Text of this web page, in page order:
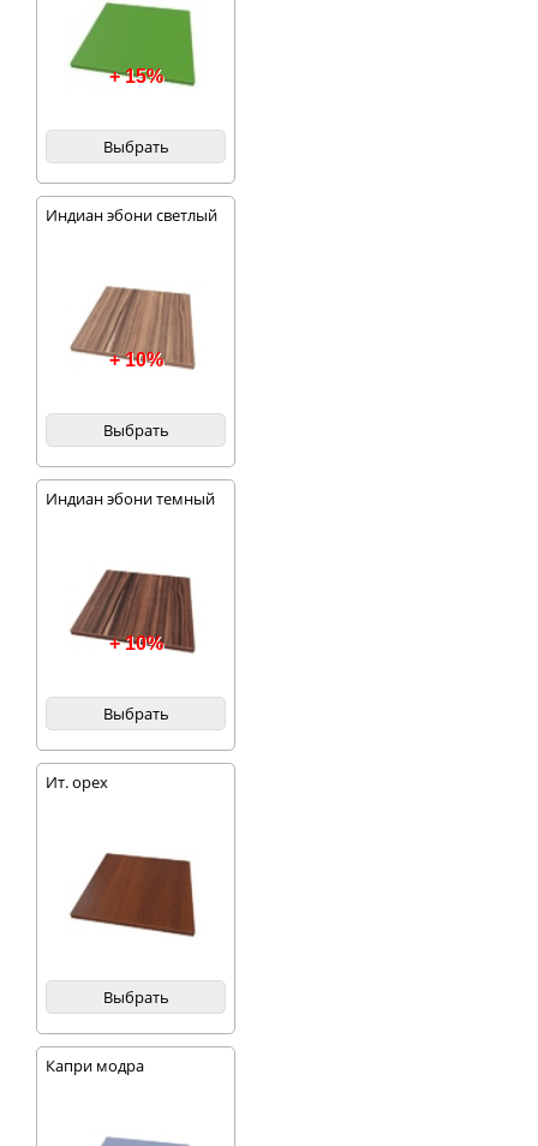
+ 15%
Выбрать
Индиан эбони светлый
+ 10%
Выбрать
Индиан эбони темный
+ 10%
Выбрать
Ит. орех
Выбрать
Капри модра